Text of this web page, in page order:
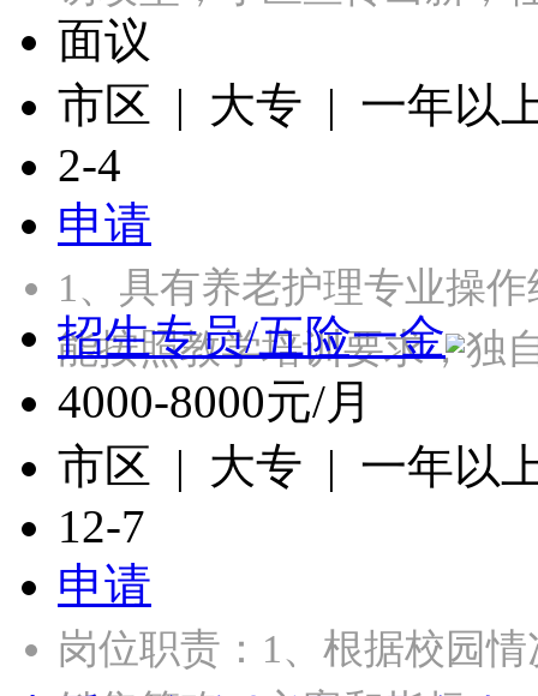
面议
市区 | 大专 | 一年以
2-4
申请
1、具有养老护理专业操
能按照教学培训要求，
招生专员/五险一金
4000-8000元/月
市区 | 大专 | 一年以
12-7
申请
岗位职责：1、根据校园